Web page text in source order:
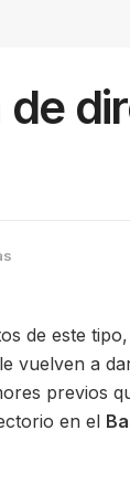
de este
vuelven a
previos
en el